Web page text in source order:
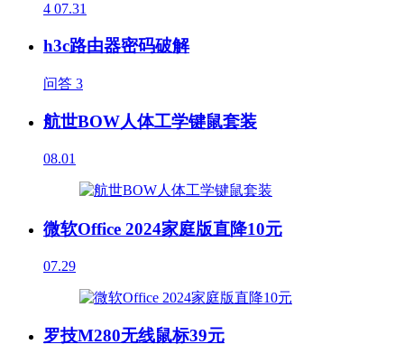
4 07.31
h3c路由器密码破解
问答 3
航世BOW人体工学键鼠套装
08.01
微软Office 2024家庭版直降10元
07.29
罗技M280无线鼠标39元